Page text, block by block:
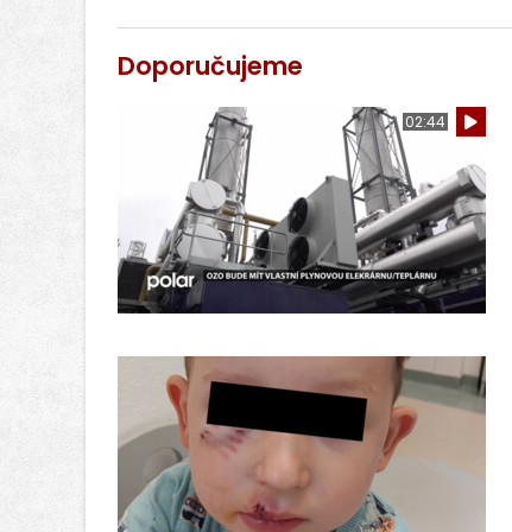
Doporučujeme
02:44